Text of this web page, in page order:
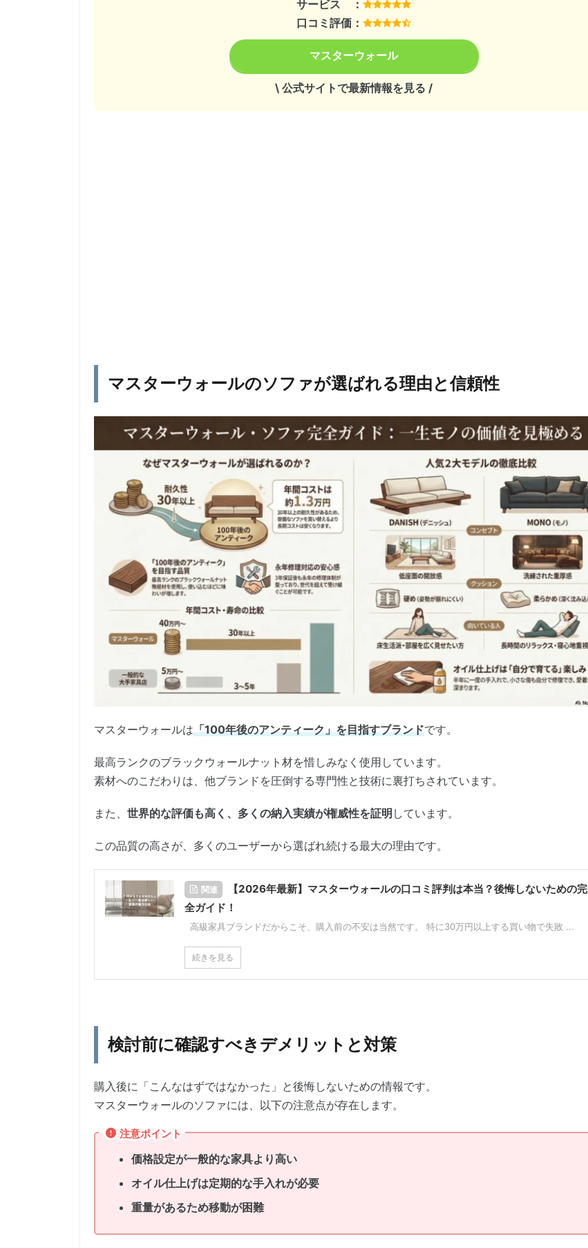
サービス ：
口コミ評価：
マスターウォール
\ 公式サイトで最新情報を見る /
マスターウォールのソファが選ばれる理由と信頼性
マスターウォールは「100年後のアンティーク」を目指すブランドです。
最高ランクのブラックウォールナット材を惜しみなく使用しています。
素材へのこだわりは、他ブランドを圧倒する専門性と技術に裏打ちされています。
また、 世界的な評価も高く、多くの納入実績が権威性を証明 しています。
この品質の高さが、多くのユーザーから選ばれ続ける最大の理由です。
関連
【2026年最新】マスターウォールの口コミ評判は本当？後悔しないための完
全ガイド！
高級家具ブランドだからこそ、購入前の不安は当然です。 特に30万円以上する買い物で失敗 ...
続きを見る
検討前に確認すべきデメリットと対策
購入後に「こんなはずではなかった」と後悔しないための情報です。
マスターウォールのソファには、以下の注意点が存在します。
注意ポイント
価格設定が一般的な家具より高い
オイル仕上げは定期的な手入れが必要
重量があるため移動が困難